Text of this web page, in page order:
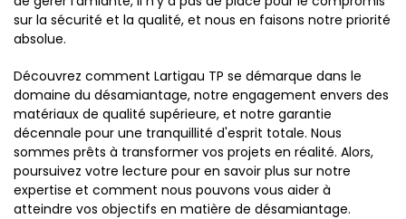
sur la sécurité et la qualité, et nous en faisons notre priorité
absolue.
Découvrez comment Lartigau TP se démarque dans le
domaine du désamiantage, notre engagement envers des
matériaux de qualité supérieure, et notre garantie
décennale pour une tranquillité d'esprit totale. Nous
sommes prêts à transformer vos projets en réalité. Alors,
poursuivez votre lecture pour en savoir plus sur notre
expertise et comment nous pouvons vous aider à
atteindre vos objectifs en matière de désamiantage.